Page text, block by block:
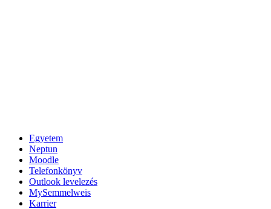
Egyetem
Neptun
Moodle
Telefonkönyv
Outlook levelezés
MySemmelweis
Karrier